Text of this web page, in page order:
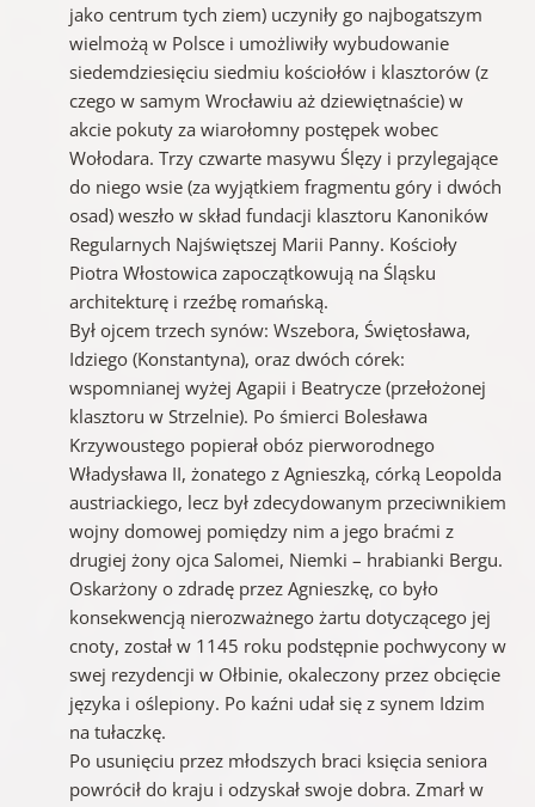
jako centrum tych ziem) uczyniły go najbogatszym
wielmożą w Polsce i umożliwiły wybudowanie
siedemdziesięciu siedmiu kościołów i klasztorów (z
czego w samym Wrocławiu aż dziewiętnaście) w
akcie pokuty za wiarołomny postępek wobec
Wołodara. Trzy czwarte masywu Ślęzy i przylegające
do niego wsie (za wyjątkiem fragmentu góry i dwóch
osad) weszło w skład fundacji klasztoru Kanoników
Regularnych Najświętszej Marii Panny. Kościoły
Piotra Włostowica zapoczątkowują na Śląsku
architekturę i rzeźbę romańską.
Był ojcem trzech synów: Wszebora, Świętosława,
Idziego (Konstantyna), oraz dwóch córek:
wspomnianej wyżej Agapii i Beatrycze (przełożonej
klasztoru w Strzelnie). Po śmierci Bolesława
Krzywoustego popierał obóz pierworodnego
Władysława II, żonatego z Agnieszką, córką Leopolda
austriackiego, lecz był zdecydowanym przeciwnikiem
wojny domowej pomiędzy nim a jego braćmi z
drugiej żony ojca Salomei, Niemki – hrabianki Bergu.
Oskarżony o zdradę przez Agnieszkę, co było
konsekwencją nierozważnego żartu dotyczącego jej
cnoty, został w 1145 roku podstępnie pochwycony w
swej rezydencji w Ołbinie, okaleczony przez obcięcie
języka i oślepiony. Po kaźni udał się z synem Idzim
na tułaczkę.
Po usunięciu przez młodszych braci księcia seniora
powrócił do kraju i odzyskał swoje dobra. Zmarł w